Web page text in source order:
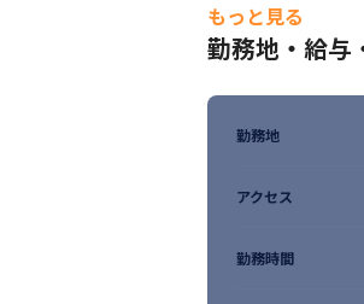
もっと見る
勤務地・給与
勤務地
アクセス
勤務時間